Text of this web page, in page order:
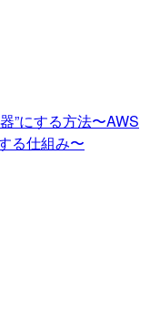
”にする方法〜AWS
る仕組み〜